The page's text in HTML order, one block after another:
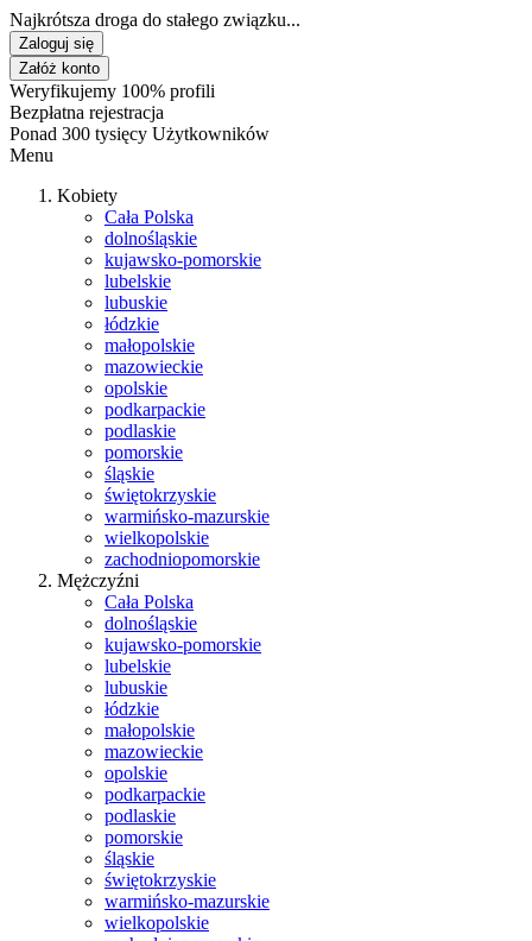
Najkrótsza droga do stałego związku...
Zaloguj się
Załóż konto
Weryfikujemy 100% profili
Bezpłatna rejestracja
Ponad 300 tysięcy Użytkowników
Menu
Kobiety
Cała Polska
dolnośląskie
kujawsko-pomorskie
lubelskie
lubuskie
łódzkie
małopolskie
mazowieckie
opolskie
podkarpackie
podlaskie
pomorskie
śląskie
świętokrzyskie
warmińsko-mazurskie
wielkopolskie
zachodniopomorskie
Mężczyźni
Cała Polska
dolnośląskie
kujawsko-pomorskie
lubelskie
lubuskie
łódzkie
małopolskie
mazowieckie
opolskie
podkarpackie
podlaskie
pomorskie
śląskie
świętokrzyskie
warmińsko-mazurskie
wielkopolskie